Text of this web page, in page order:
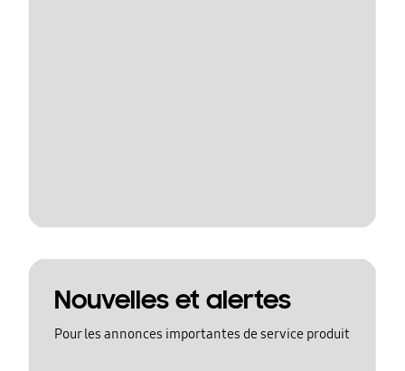
Nouvelles et alertes
Pour les annonces importantes de service produit